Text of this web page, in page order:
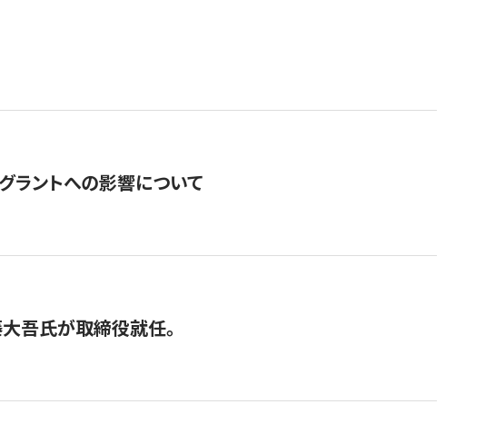
ラントへの影響について
吾氏が取締役就任。